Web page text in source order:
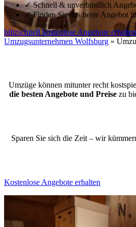
✓Schnell & unverbindlich
✓Finden Sie das beste Angebot
blitzschnell kostenlose Angebote erhalten
Umzugsunternehmen Wolfsburg »
Umzüge können mitunter recht
die besten Angebote und Preise zu
Sparen Sie sich die Zeit – wir
Kostenlose Angebote erhalten